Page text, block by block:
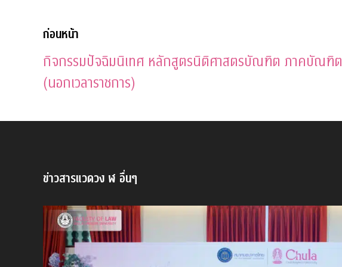
ก่อนหน้า
กิจกรรมปัจฉิมนิเทศ หลักสูตรนิติศาสตรบัณฑิต ภาคบัณฑิต
(นอกเวลาราชการ)
ข่าวสารแวดวง ฬ อื่นๆ